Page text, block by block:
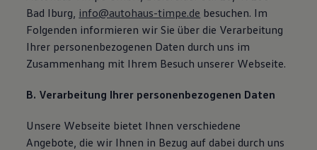
Bad Iburg, info@autohaus-timpe.de besuchen. Im
Folgenden informieren wir Sie über die Verarbeitung
Ihrer personenbezogenen Daten durch uns im
Zusammenhang mit Ihrem Besuch unserer Webseite.
B. Verarbeitung Ihrer personenbezogenen Daten
Unsere Webseite bietet Ihnen verschiedene
Angebote, die wir Ihnen in Bezug auf dabei durch uns